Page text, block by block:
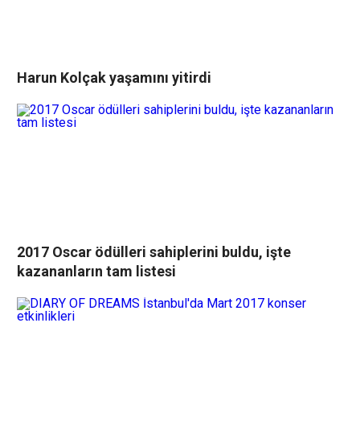
Harun Kolçak yaşamını yitirdi
2017 Oscar ödülleri sahiplerini buldu, işte
kazananların tam listesi